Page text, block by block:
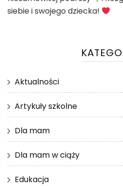
siebie i swojego dziecka!
Aktualności
Artykuły szkolne
Dla mam
Dla mam w ciąży
Edukacja